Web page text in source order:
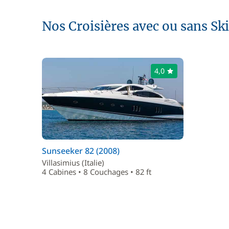
Nos Croisières avec ou sans
4,0
Sunseeker 82 (2008)
Villasimius (Italie)
4 Cabines • 8 Couchages • 82 ft